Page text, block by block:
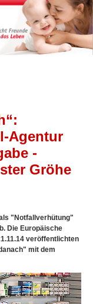
Agentur
-
Gröhe
"Notfallverhütung"
Die Europäische
veröffentlichten
mit dem